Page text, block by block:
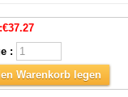
€37.27
:
Warenkorb legen